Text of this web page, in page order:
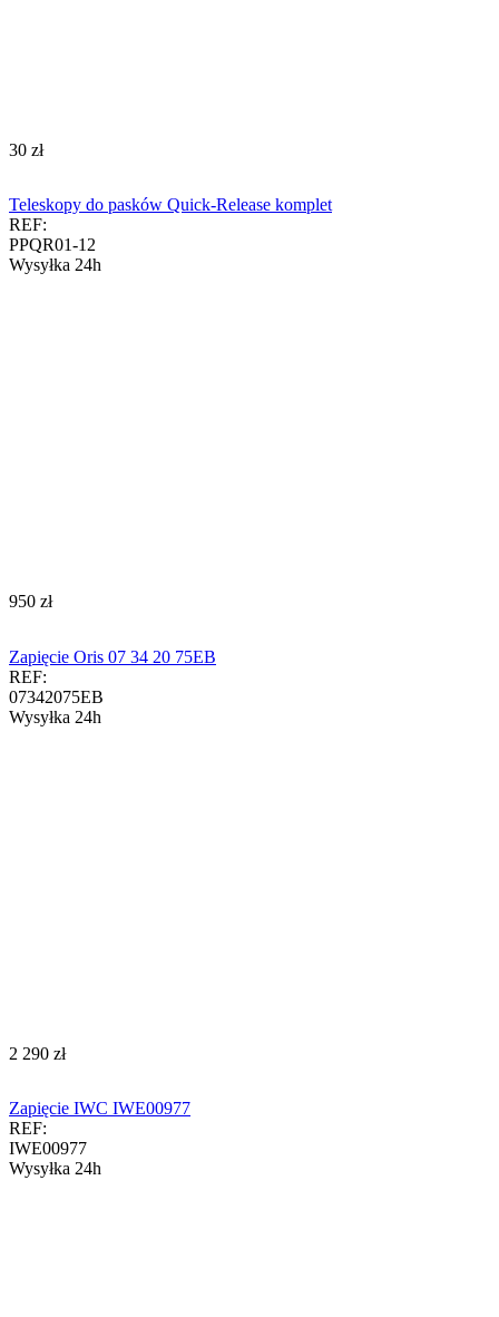
‍30‍ zł
Teleskopy do pasków Quick-Release komplet
REF:
PPQR01-12
Wysyłka 24h
‍950‍ zł
Zapięcie Oris 07 34 20 75EB
REF:
07342075EB
Wysyłka 24h
‍2 290‍ zł
Zapięcie IWC IWE00977
REF:
IWE00977
Wysyłka 24h